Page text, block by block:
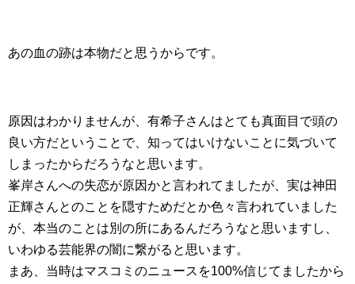
あの血の跡は本物だと思うからです。
原因はわかりませんが、有希子さんはとても真面目で頭の
良い方だということで、知ってはいけないことに気づいて
しまったからだろうなと思います。
峯岸さんへの失恋が原因かと言われてましたが、実は神田
正輝さんとのことを隠すためだとか色々言われていました
が、本当のことは別の所にあるんだろうなと思いますし、
いわゆる芸能界の闇に繋がると思います。
まあ、当時はマスコミのニュースを100%信じてましたから